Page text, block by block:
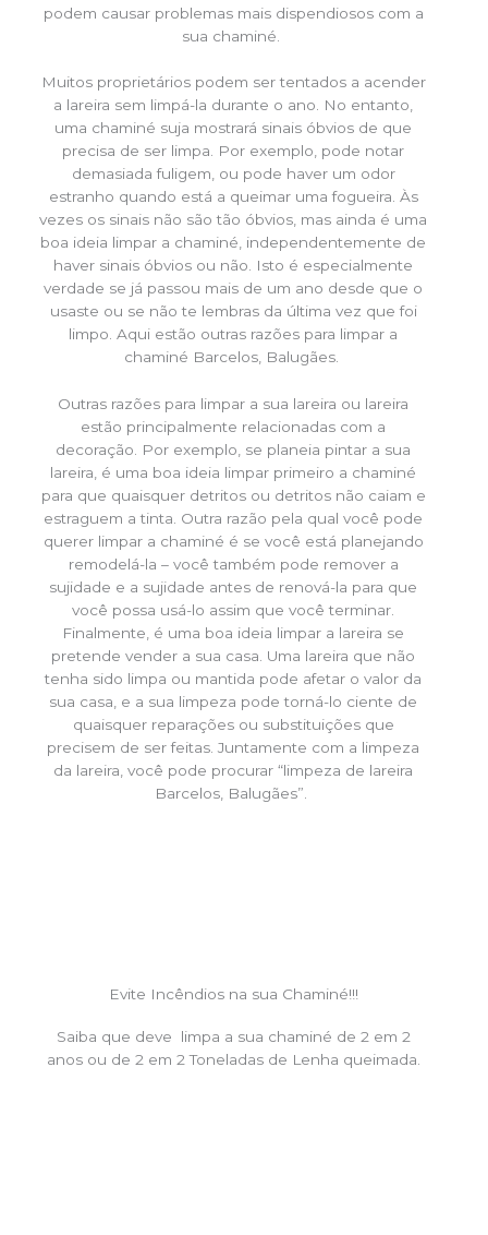
podem causar problemas mais dispendiosos com a
sua chaminé.
Muitos proprietários podem ser tentados a acender
a lareira sem limpá-la durante o ano. No entanto,
uma chaminé suja mostrará sinais óbvios de que
precisa de ser limpa. Por exemplo, pode notar
demasiada fuligem, ou pode haver um odor
estranho quando está a queimar uma fogueira. Às
vezes os sinais não são tão óbvios, mas ainda é uma
boa ideia limpar a chaminé, independentemente de
haver sinais óbvios ou não. Isto é especialmente
verdade se já passou mais de um ano desde que o
usaste ou se não te lembras da última vez que foi
limpo. Aqui estão outras razões para limpar a
chaminé Barcelos, Balugães.
Outras razões para limpar a sua lareira ou lareira
estão principalmente relacionadas com a
decoração. Por exemplo, se planeia pintar a sua
lareira, é uma boa ideia limpar primeiro a chaminé
para que quaisquer detritos ou detritos não caiam e
estraguem a tinta. Outra razão pela qual você pode
querer limpar a chaminé é se você está planejando
remodelá-la – você também pode remover a
sujidade e a sujidade antes de renová-la para que
você possa usá-lo assim que você terminar.
Finalmente, é uma boa ideia limpar a lareira se
pretende vender a sua casa. Uma lareira que não
tenha sido limpa ou mantida pode afetar o valor da
sua casa, e a sua limpeza pode torná-lo ciente de
quaisquer reparações ou substituições que
precisem de ser feitas. Juntamente com a limpeza
da lareira, você pode procurar “limpeza de lareira
Barcelos, Balugães”.
Evite Incêndios na sua Chaminé!!!
Saiba que deve limpa a sua chaminé de 2 em 2
anos ou de 2 em 2 Toneladas de Lenha queimada.